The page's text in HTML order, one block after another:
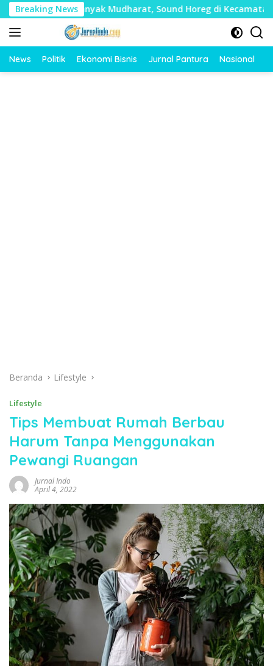
Langsung
ke
konten
Breaking News
Banyak Mudharat, Sound Horeg di Kecamatan Tayu
News Politik Ekonomi Bisnis Jurnal Pantura Nasional
Beranda Lifestyle
Lifestyle
Tips Membuat Rumah Berbau
Harum Tanpa Menggunakan
Pewangi Ruangan
Jurnal Indo
April 4, 2022